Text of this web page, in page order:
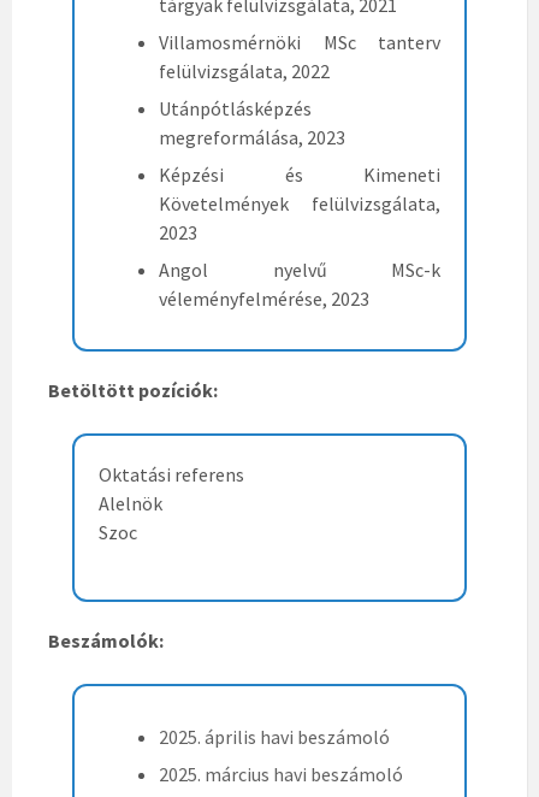
Villamosmérnöki MSc tanterv
felülvizsgálata, 2022
Utánpótlásképzés
megreformálása, 2023
Képzési és Kimeneti
Követelmények felülvizsgálata,
2023
Angol nyelvű MSc-k
véleményfelmérése, 2023
Betöltött pozíciók:
Oktatási referens
Alelnök
Szoc
Beszámolók:
2025. április havi beszámoló
2025. március havi beszámoló